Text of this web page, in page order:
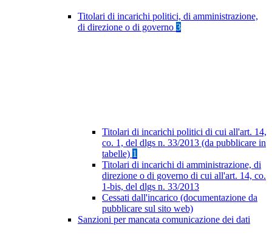
Titolari di incarichi politici, di amministrazione,
di direzione o di governo 3
Titolari di incarichi politici di cui all'art. 14,
co. 1, del dlgs n. 33/2013 (da pubblicare in
tabelle) 1
Titolari di incarichi di amministrazione, di
direzione o di governo di cui all'art. 14, co.
1-bis, del dlgs n. 33/2013
Cessati dall'incarico (documentazione da
pubblicare sul sito web)
Sanzioni per mancata comunicazione dei dati